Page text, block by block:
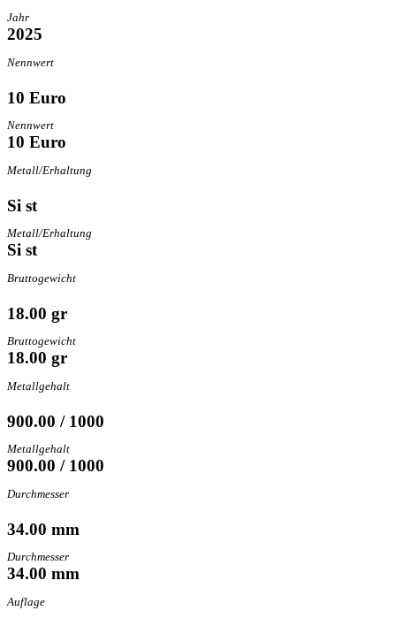
Jahr
2025
Nennwert
10 Euro
Nennwert
10 Euro
Metall/Erhaltung
Si st
Metall/Erhaltung
Si st
Bruttogewicht
18.00 gr
Bruttogewicht
18.00 gr
Metallgehalt
900.00 / 1000
Metallgehalt
900.00 / 1000
Durchmesser
34.00 mm
Durchmesser
34.00 mm
Auflage